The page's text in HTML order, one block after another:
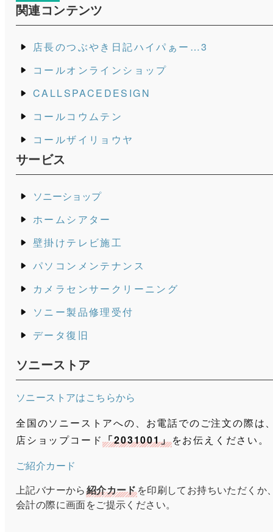
関連コンテンツ
店長のつぶやき日記ハイパぁー…3
コールオンラインショップ
CALLSPACEDESIGN
コールコウムテン
コールザイリョウヤ
サービス
ソニーショップ
ホームシアター
壁掛けテレビ施工
パソコンメンテナンス
カメラセンサークリーニング
ソニー製品修理受付
データ復旧
ソニーストア
ソニーストアはこちらから
全国のソニーストアへの、お電話でのご注文の際は
店ショップコード「2031001」をお伝えください。
ご紹介カード
上記バナーから紹介カードを印刷してお持ちいただくか
会計の際に画面をご提示ください。